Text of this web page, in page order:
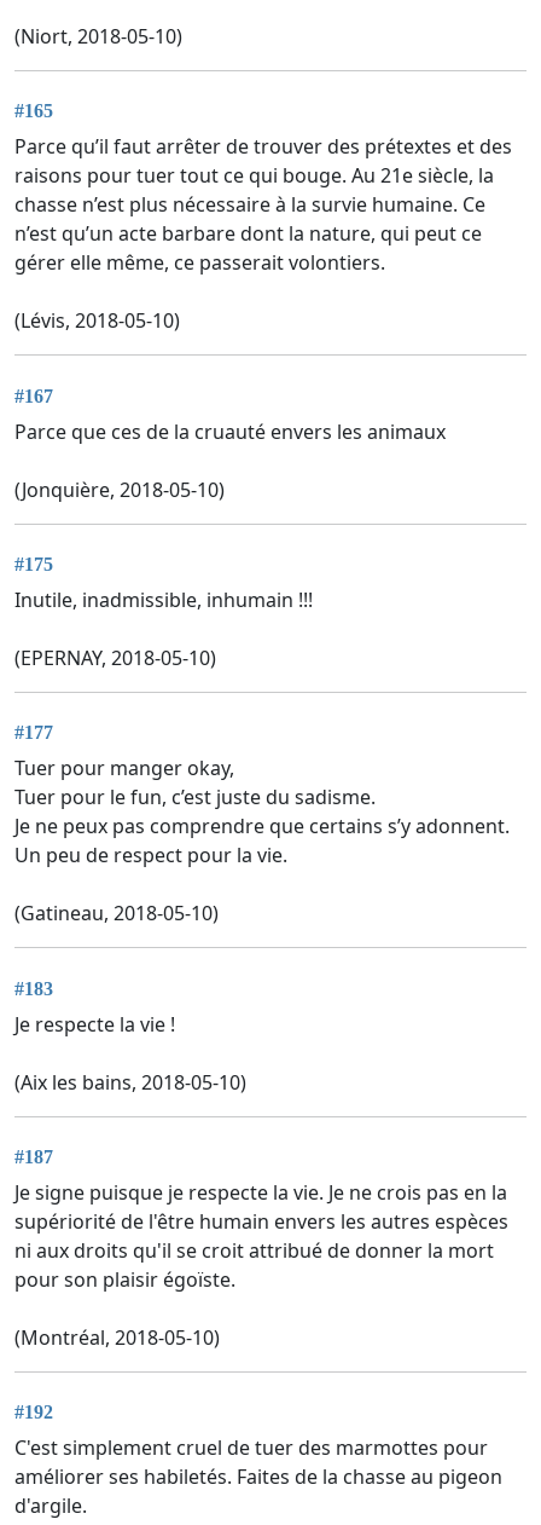
(Niort, 2018-05-10)
#165
Parce qu’il faut arrêter de trouver des prétextes et des
raisons pour tuer tout ce qui bouge. Au 21e siècle, la
chasse n’est plus nécessaire à la survie humaine. Ce
n’est qu’un acte barbare dont la nature, qui peut ce
gérer elle même, ce passerait volontiers.
(Lévis, 2018-05-10)
#167
Parce que ces de la cruauté envers les animaux
(Jonquière, 2018-05-10)
#175
Inutile, inadmissible, inhumain !!!
(EPERNAY, 2018-05-10)
#177
Tuer pour manger okay,
Tuer pour le fun, c’est juste du sadisme.
Je ne peux pas comprendre que certains s’y adonnent.
Un peu de respect pour la vie.
(Gatineau, 2018-05-10)
#183
Je respecte la vie !
(Aix les bains, 2018-05-10)
#187
Je signe puisque je respecte la vie. Je ne crois pas en la
supériorité de l'être humain envers les autres espèces
ni aux droits qu'il se croit attribué de donner la mort
pour son plaisir égoïste.
(Montréal, 2018-05-10)
#192
C'est simplement cruel de tuer des marmottes pour
améliorer ses habiletés. Faites de la chasse au pigeon
d'argile.